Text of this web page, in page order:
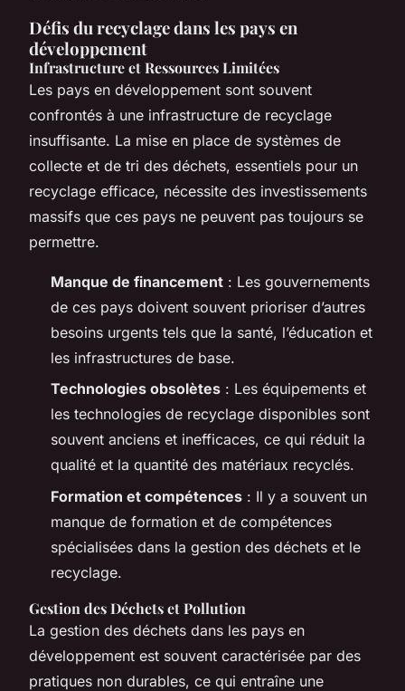
Défis du recyclage dans les pays en
développement
Infrastructure et Ressources Limitées
Les pays en développement sont souvent
confrontés à une infrastructure de recyclage
insuffisante. La mise en place de systèmes de
collecte et de tri des déchets, essentiels pour un
recyclage efficace, nécessite des investissements
massifs que ces pays ne peuvent pas toujours se
permettre.
Manque de financement : Les gouvernements
de ces pays doivent souvent prioriser d’autres
besoins urgents tels que la santé, l’éducation et
les infrastructures de base.
Technologies obsolètes : Les équipements et
les technologies de recyclage disponibles sont
souvent anciens et inefficaces, ce qui réduit la
qualité et la quantité des matériaux recyclés.
Formation et compétences : Il y a souvent un
manque de formation et de compétences
spécialisées dans la gestion des déchets et le
recyclage.
Gestion des Déchets et Pollution
La gestion des déchets dans les pays en
développement est souvent caractérisée par des
pratiques non durables, ce qui entraîne une